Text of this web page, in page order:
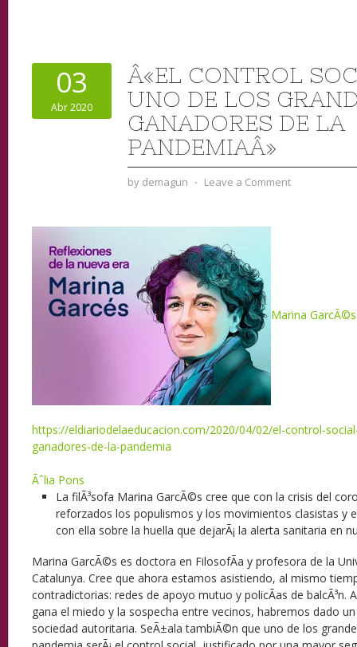
03
Abr 2020
Â«EL CONTROL
UNO DE LOS
GANADORES DE LA
PANDEMIAÂ»
by demagun ⋅ Leave a Comment
Marina
https://eldiariodelaeducacion.com/2020/04/02/el-control-
ganadores-de-la-pandemia
Ãˆlia Pons
La filÃ³sofa Marina GarcÃ©s cree que con la crisis del
reforzados los populismos y los movimientos clasistas y
con ella sobre la huella que dejarÃ¡ la alerta sanitaria en
Marina GarcÃ©s es doctora en FilosofÃ­a y profesora de la
Catalunya. Cree que ahora estamos asistiendo, al mismo
contradictorias: redes de apoyo mutuo y policÃ­as de balcÃ³n.
gana el miedo y la sospecha entre vecinos, habremos dado un
sociedad autoritaria. SeÃ±ala tambiÃ©n que uno de los